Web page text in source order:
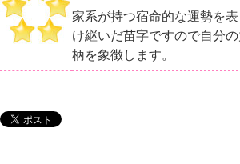
家系が持つ宿命的な運勢を
け継いだ苗字ですので自分
柄を象徴します。